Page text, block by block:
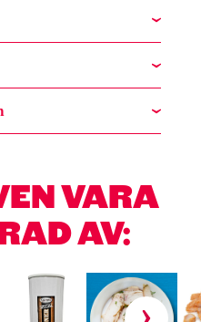
VARA
AV: